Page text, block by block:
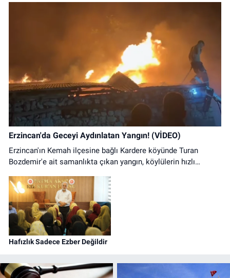
Erzincan'da Geceyi Aydınlatan Yangın! (VİDEO)
Erzincan'ın Kemah ilçesine bağlı Kardere köyünde Turan
Bozdemir'e ait samanlıkta çıkan yangın, köylülerin hızlı
yaşanmazken samanlıkta büyük çapta maddi hasar oluştu.
Hafızlık Sadece Ezber Değildir